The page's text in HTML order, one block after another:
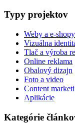
Typy projektov
Weby a e-shopy
Vizuálna
Tlač a výroba
Online reklama
Obalový dizajn
Foto a video
Content
Aplikácie
Kategórie